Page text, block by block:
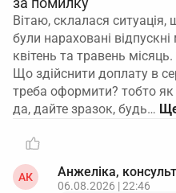
Вітаю, склалася
були нараховані
квітень та травень
Що здійснити доплату в
треба оформити? тобто
да, дайте зразок, будь…
АК Анжеліка,
06.08.2026 | 22:46